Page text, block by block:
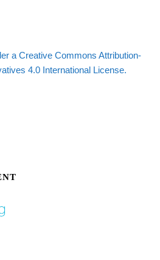
a Creative Commons Attribution-
4.0 International License.